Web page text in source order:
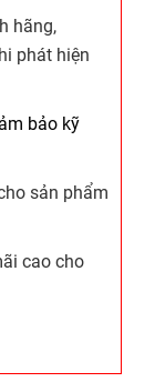
hãng,
phát hiện
bảo kỹ
sản phẩm
cao cho